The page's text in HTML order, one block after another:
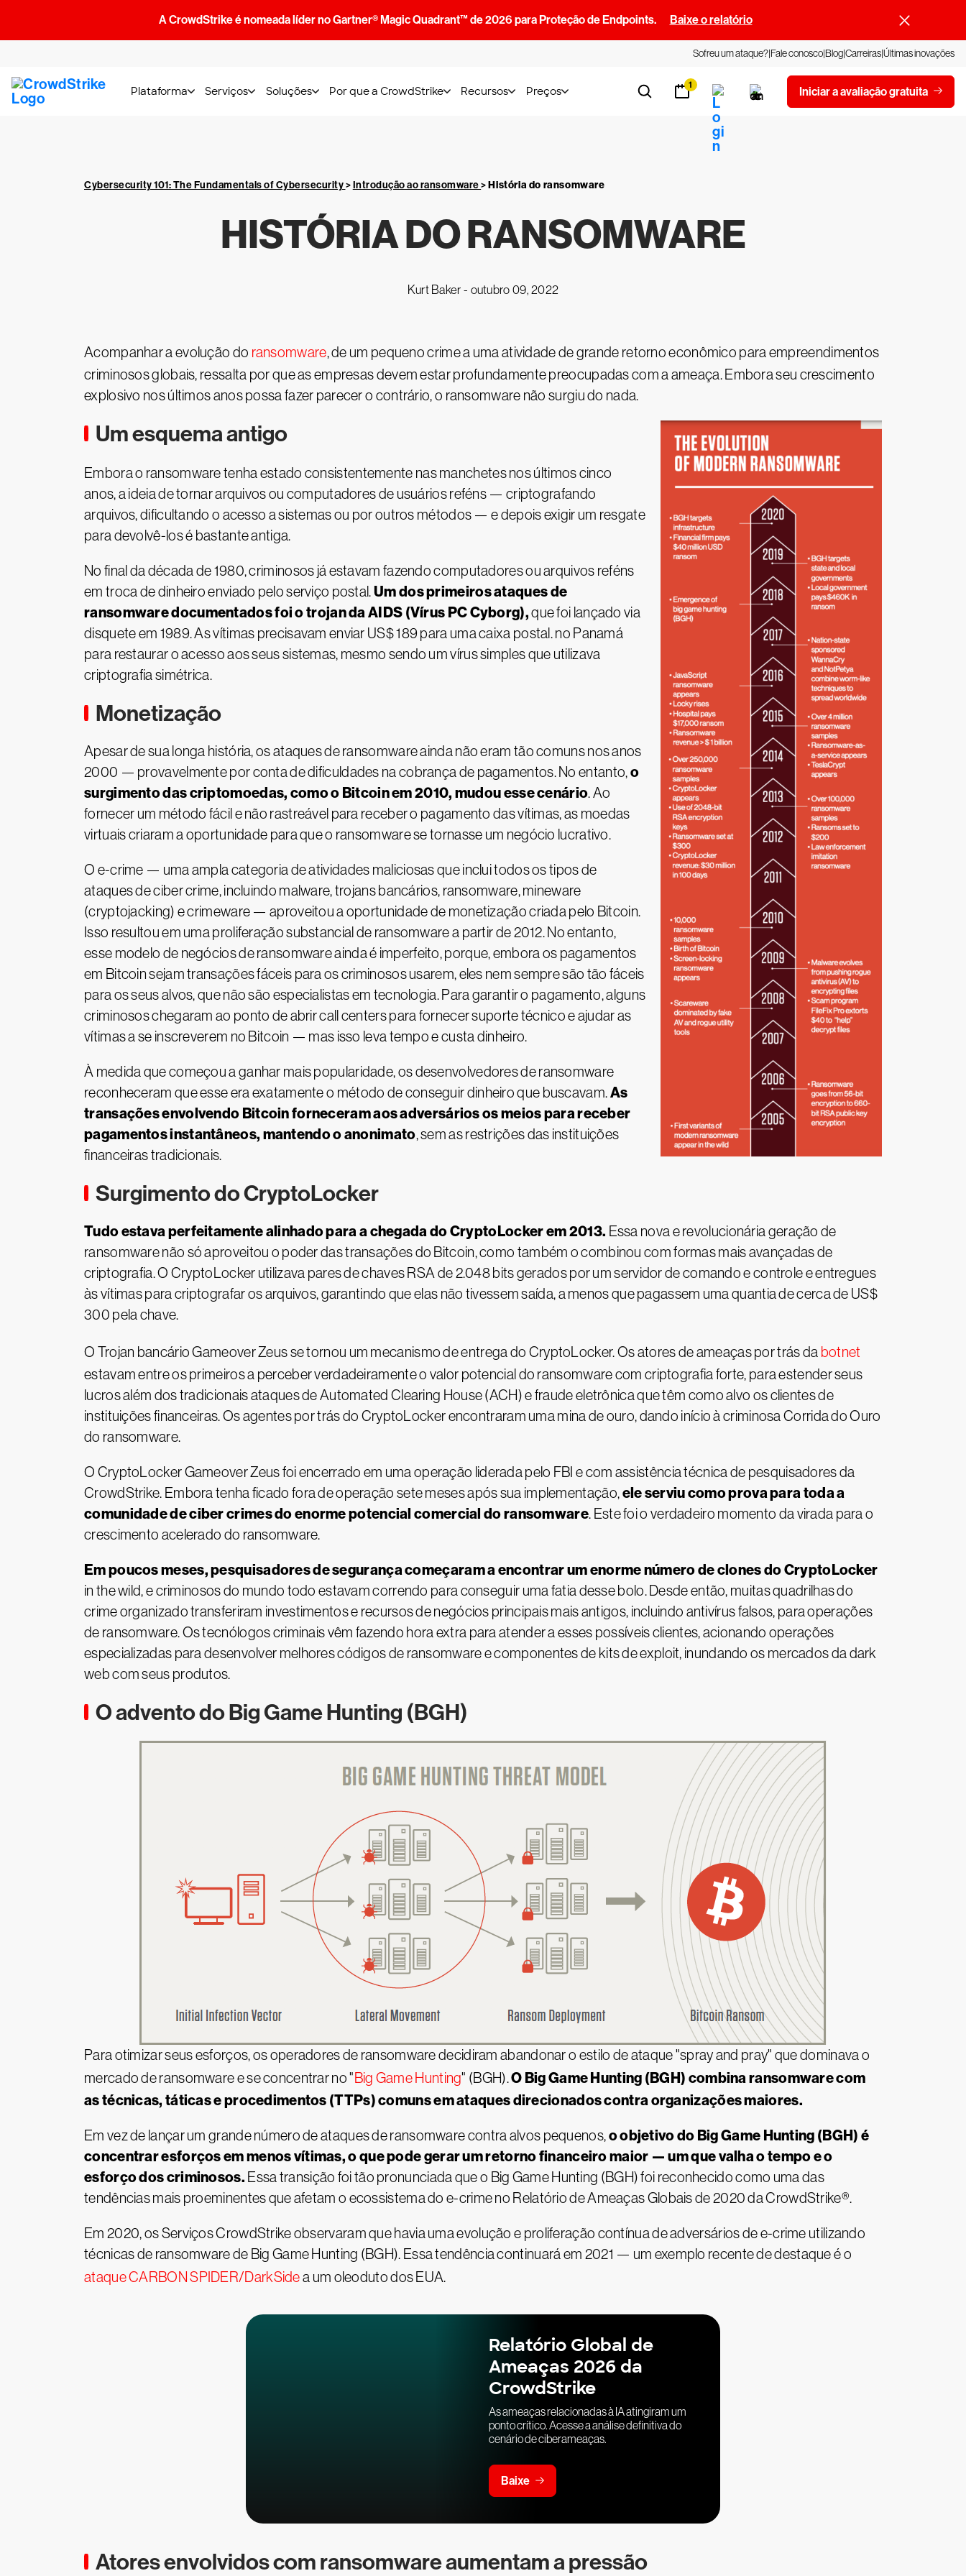
A CrowdStrike é nomeada líder no Gartner® Magic Quadrant™ de 2026 para Proteção de Endpoints. Baixe o relatório
Sofreu um ataque?Fale conoscoBlogCarreirasÚltimas inovações
Plataforma Serviços Soluções Por que a CrowdStrike Recursos Preços 1 Iniciar a avaliação gratuita
Cybersecurity 101: The Fundamentals of Cybersecurity>Introdução ao ransomware>História do ransomware
HISTÓRIA DO RANSOMWARE
Kurt Baker - outubro 09, 2022
Acompanhar a evolução do ransomware, de um pequeno crime a uma atividade de grande retorno econômico para empreendimentos
criminosos globais, ressalta por que as empresas devem estar profundamente preocupadas com a ameaça. Embora seu crescimento
explosivo nos últimos anos possa fazer parecer o contrário, o ransomware não surgiu do nada.
Um esquema antigo
Embora o ransomware tenha estado consistentemente nas manchetes nos últimos cinco
anos, a ideia de tornar arquivos ou computadores de usuários reféns — criptografando
arquivos, dificultando o acesso a sistemas ou por outros métodos — e depois exigir um resgate
para devolvê-los é bastante antiga.
No final da década de 1980, criminosos já estavam fazendo computadores ou arquivos reféns
em troca de dinheiro enviado pelo serviço postal.Um dos primeiros ataques de
ransomware documentados foi otrojan da AIDS (Vírus PC Cyborg),que foi lançado via
disquete em 1989. As vítimas precisavam enviar US$ 189 para uma caixa postal. no Panamá
para restaurar o acesso aos seus sistemas, mesmo sendo um vírus simples que utilizava
criptografia simétrica.
Monetização
Apesar de sua longa história, os ataques de ransomware ainda não eram tão comuns nos anos
2000 — provavelmente por conta de dificuldades na cobrança de pagamentos. No entanto,o
surgimento das criptomoedas, como o Bitcoin em 2010, mudou esse cenário. Ao
fornecer um método fácil e não rastreável para receber o pagamento das vítimas, as moedas
virtuais criaram a oportunidade para que o ransomware se tornasse um negócio lucrativo.
O e-crime — uma ampla categoria de atividades maliciosas que inclui todos os tipos de
ataques de ciber crime, incluindo malware, trojans bancários, ransomware, mineware
(cryptojacking) e crimeware — aproveitou a oportunidade de monetização criada pelo Bitcoin.
Isso resultou em uma proliferação substancial de ransomware a partir de 2012. No entanto,
esse modelo de negócios de ransomware ainda é imperfeito, porque, embora os pagamentos
em Bitcoin sejam transações fáceis para os criminosos usarem, eles nem sempre são tão fáceis
para os seus alvos, que não são especialistas em tecnologia. Para garantir o pagamento, alguns
criminosos chegaram ao ponto de abrir call centers para fornecer suporte técnico e ajudar as
vítimas a se inscreverem no Bitcoin — mas isso leva tempo e custa dinheiro.
À medida que começou a ganhar mais popularidade, os desenvolvedores de ransomware
reconheceram que esse era exatamente o método de conseguir dinheiro que buscavam.As
transações envolvendo Bitcoin forneceram aos adversários os meios para receber
pagamentos instantâneos, mantendo o anonimato, sem as restrições das instituições
financeiras tradicionais.
Surgimento do CryptoLocker
Tudo estava perfeitamente alinhado para a chegada do CryptoLocker em 2013. Essa nova e revolucionária geração de
ransomware não só aproveitou o poder das transações do Bitcoin, como também o combinou com formas mais avançadas de
criptografia. O CryptoLocker utilizava pares de chaves RSA de 2.048 bits gerados por um servidor de comando e controle e entregues
às vítimas para criptografar os arquivos, garantindo que elas não tivessem saída, a menos que pagassem uma quantia de cerca de US$
300 pela chave.
O Trojan bancário Gameover Zeus se tornou um mecanismo de entrega do CryptoLocker. Os atores de ameaças por trás da botnet
estavam entre os primeiros a perceber verdadeiramente o valor potencial do ransomware com criptografia forte, para estender seus
lucros além dos tradicionais ataques de Automated Clearing House (ACH) e fraude eletrônica que têm como alvo os clientes de
instituições financeiras. Os agentes por trás do CryptoLocker encontraram uma mina de ouro, dando início à criminosa Corrida do Ouro
do ransomware.
O CryptoLocker Gameover Zeus foi encerrado em uma operação liderada pelo FBI e com assistência técnica de pesquisadores da
CrowdStrike. Embora tenha ficado fora de operação sete meses após sua implementação,ele serviu como prova para toda a
comunidade de ciber crimes do enorme potencial comercial do ransomware. Este foi o verdadeiro momento da virada para o
crescimento acelerado do ransomware.
Em poucos meses, pesquisadores de segurança começaram a encontrar um enorme número de clones do CryptoLocker
in the wild, e criminosos do mundo todo estavam correndo para conseguir uma fatia desse bolo. Desde então, muitas quadrilhas do
crime organizado transferiram investimentos e recursos de negócios principais mais antigos, incluindo antivírus falsos, para operações
de ransomware. Os tecnólogos criminais vêm fazendo hora extra para atender a esses possíveis clientes, acionando operações
especializadas para desenvolver melhores códigos de ransomware e componentes de kits de exploit, inundando os mercados da dark
web com seus produtos.
O advento do Big Game Hunting (BGH)
Para otimizar seus esforços, os operadores de ransomware decidiram abandonar o estilo de ataque "spray and pray" que dominava o
mercado de ransomware e se concentrar no "Big Game Hunting" (BGH).O Big Game Hunting (BGH) combina ransomware com
as técnicas, táticas e procedimentos (TTPs) comuns em ataques direcionados contra organizações maiores.
Em vez de lançar um grande número de ataques de ransomware contra alvos pequenos,o objetivo do Big Game Hunting (BGH) é
concentrar esforços em menos vítimas, o que pode gerar um retorno financeiro maior — um que valha o tempo e o
esforço dos criminosos. Essa transição foi tão pronunciada que o Big Game Hunting (BGH) foi reconhecido como uma das
tendências mais proeminentes que afetam o ecossistema do e-crime no Relatório de Ameaças Globais de 2020 da CrowdStrike®.
Em 2020, os Serviços CrowdStrike observaram que havia uma evolução e proliferação contínua de adversários de e-crime utilizando
técnicas de ransomware de Big Game Hunting (BGH). Essa tendência continuará em 2021 — um exemplo recente de destaque é o
ataque CARBON SPIDER/DarkSidea um oleoduto dos EUA.
Relatório Global de
Ameaças 2026 da
CrowdStrike
As ameaças relacionadas à IA atingiram um
ponto crítico. Acesse a análise definitiva do
cenário de ciberameaças.
Baixe
Atores envolvidos com ransomware aumentam a pressão